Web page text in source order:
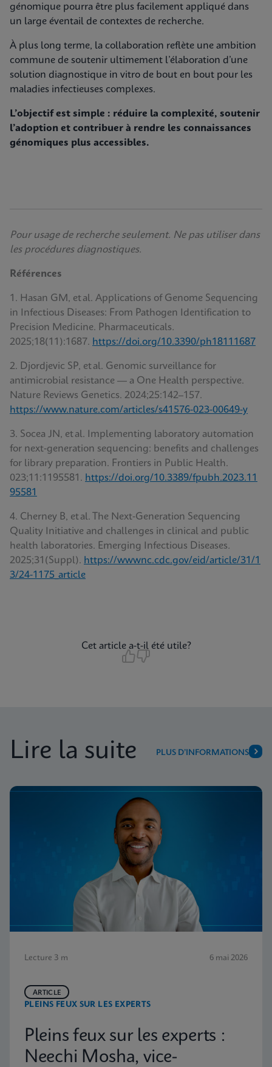
génomique pourra être plus facilement appliqué dans
un large éventail de contextes de recherche.
À plus long terme, la collaboration reflète une ambition
commune de soutenir ultimement l’élaboration d’une
solution diagnostique in vitro de bout en bout pour les
maladies infectieuses complexes.
L’objectif est simple : réduire la complexité, soutenir
l’adoption et contribuer à rendre les connaissances
génomiques plus accessibles.
Pour usage de recherche seulement. Ne pas utiliser dans
les procédures diagnostiques.
Références
1. Hasan GM, et al. Applications of Genome Sequencing
in Infectious Diseases: From Pathogen Identification to
Precision Medicine. Pharmaceuticals.
2025;18(11):1687. https://doi.org/10.3390/ph18111687
2. Djordjevic SP, et al. Genomic surveillance for
antimicrobial resistance — a One Health perspective.
Nature Reviews Genetics. 2024;25:142–157.
https://www.nature.com/articles/s41576-023-00649-y
3. Socea JN, et al. Implementing laboratory automation
for next‑generation sequencing: benefits and challenges
for library preparation. Frontiers in Public Health.
023;11:1195581. https://doi.org/10.3389/fpubh.2023.11
95581
4. Cherney B, et al. The Next‑Generation Sequencing
Quality Initiative and challenges in clinical and public
health laboratories. Emerging Infectious Diseases.
2025;31(Suppl). https://wwwnc.cdc.gov/eid/article/31/1
3/24-1175_article
Cet article a-t-il été utile?
Lire la suite PLUS D’INFORMATIONS
Lecture 3 m 6 mai 2026
PLEINS FEUX SUR LES EXPERTS
ARTICLE
Pleins feux sur les experts :
Neechi Mosha, vice-